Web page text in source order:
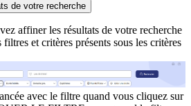
de votre recherche
affiner les résultats de votre recherche
filtres et critères présents sous les critères
avec le filtre quand vous cliquez sur